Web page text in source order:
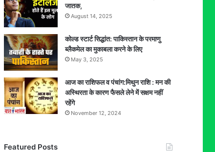
जातक,
August 14, 2025
कोल्ड स्टार्ट सिद्धांत: पाकिस्तान के परमाणु
ब्लैकमेल का मुकाबला करने के लिए
May 3, 2025
आज का राशिफल व पंचांग:मिथुन राशि : मन की
अस्थिरता के कारण फैसले लेने में सक्षम नहीं
रहेंगे
November 12, 2024
Featured Posts